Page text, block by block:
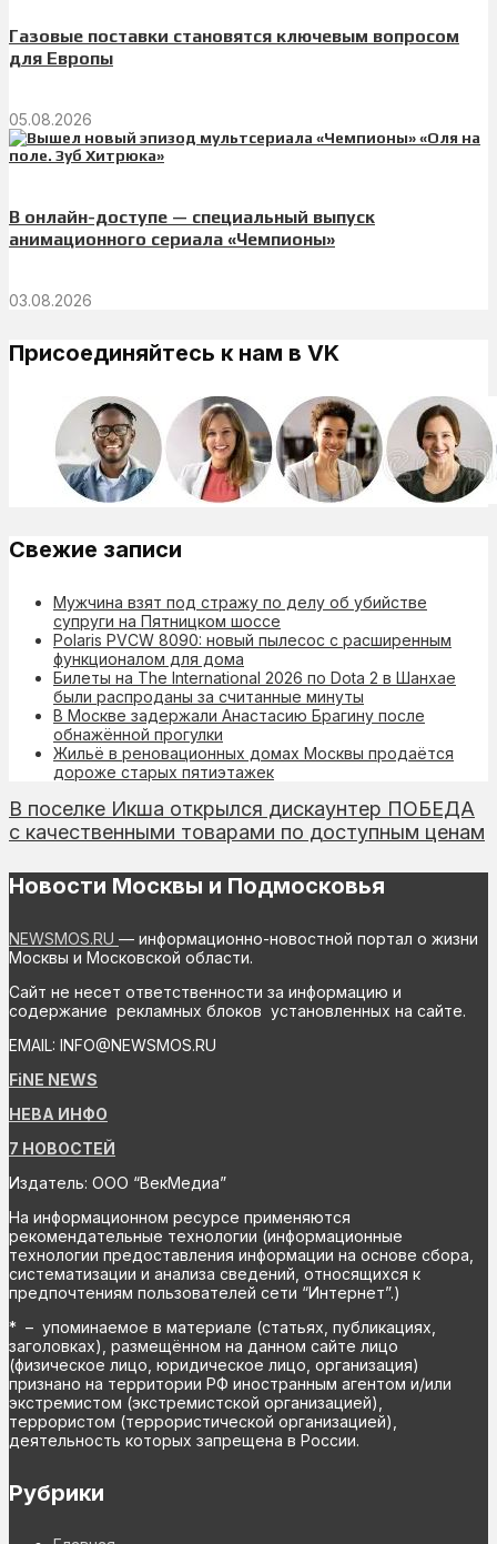
Газовые поставки становятся ключевым вопросом
для Европы
05.08.2026
В онлайн-доступе — специальный выпуск
анимационного сериала «Чемпионы»
03.08.2026
Присоединяйтесь к нам в VK
Свежие записи
Мужчина взят под стражу по делу об убийстве
супруги на Пятницком шоссе
Polaris PVCW 8090: новый пылесос с расширенным
функционалом для дома
Билеты на The International 2026 по Dota 2 в Шанхае
были распроданы за считанные минуты
В Москве задержали Анастасию Брагину после
обнажённой прогулки
Жильё в реновационных домах Москвы продаётся
дороже старых пятиэтажек
В поселке Икша открылся дискаунтер ПОБЕДА
с качественными товарами по доступным ценам
Новости Москвы и Подмосковья
NEWSMOS.RU — информационно-новостной портал о жизни
Москвы и Московской области.
Сайт не несет ответственности за информацию и
содержание рекламных блоков установленных на сайте.
EMAIL: INFO@NEWSMOS.RU
FiNE NEWS
НЕВА ИНФО
7 НОВОСТЕЙ
Издатель: ООО “ВекМедиа”
На информационном ресурсе применяются
рекомендательные технологии (информационные
технологии предоставления информации на основе сбора,
систематизации и анализа сведений, относящихся к
предпочтениям пользователей сети “Интернет”.)
* – упоминаемое в материале (статьях, публикациях,
заголовках), размещённом на данном сайте лицо
(физическое лицо, юридическое лицо, организация)
признано на территории РФ иностранным агентом и/или
экстремистом (экстремистской организацией),
террористом (террористической организацией),
деятельность которых запрещена в России.
Рубрики